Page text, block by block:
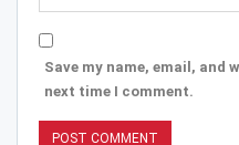
Save my name, email, and
next time I comment.